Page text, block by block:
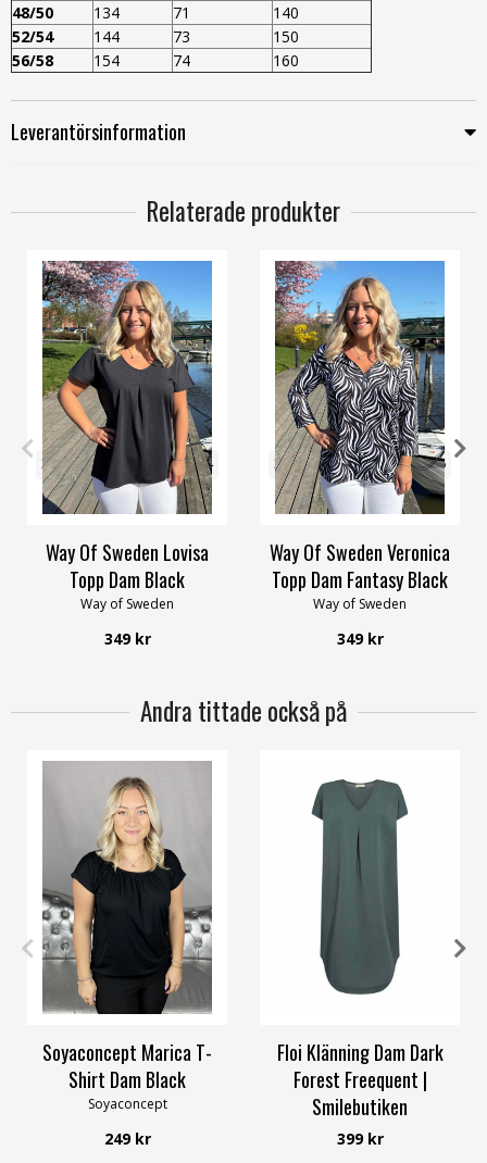
48/50
134 71
140
52/54
144 73
150
56/58
154 74 160
Leverantörsinformation
Relaterade produkter
36/38 44/46
52/54
56/58
Way Of Sweden Lovisa
Topp Dam Black
Way of Sweden
349 kr
32/34 36/38 40/42 44/46
48/50
56/58
Way Of Sweden Veronica
Topp Dam Fantasy Black
Way of Sweden
349 kr
Andra tittade också på
XS S XL 3XL
Soyaconcept Marica T-
Shirt Dam Black
Soyaconcept
249 kr
Floi Klänning Dam Dark
Forest Freequent |
Smilebutiken
Freequent
399 kr